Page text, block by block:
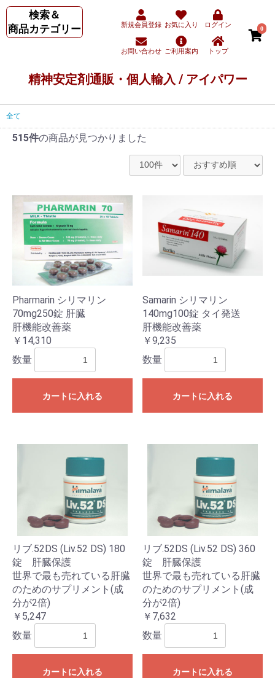
検索＆
商品カテゴリー
新規会員登録 お気に入り ログイン
お問い合わせ ご利用案内 トップ
0
精神安定剤通販・個人輸入 / アイパワー
全て
515件の商品が見つかりました
Pharmarin シリマリン
70mg250錠 肝臓
肝機能改善薬
￥14,310
数量
カートに入れる
Samarin シリマリン
140mg100錠 タイ発送
肝機能改善薬
￥9,235
数量
カートに入れる
リブ.52DS (Liv.52 DS) 180
錠 肝臓保護
世界で最も売れている肝臓
のためのサプリメント(成
分が2倍)
￥5,247
数量
カートに入れる
リブ.52DS (Liv.52 DS) 360
錠 肝臓保護
世界で最も売れている肝臓
のためのサプリメント(成
分が2倍)
￥7,632
数量
カートに入れる